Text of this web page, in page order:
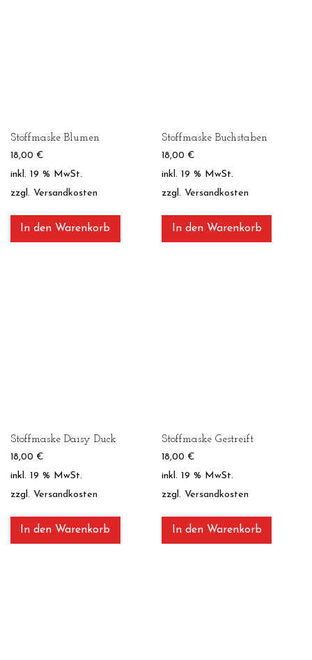
Stoffmaske Blumen
18,00 €
inkl. 19 % MwSt.
zzgl. Versandkosten
In den Warenkorb
Stoffmaske Buchstaben
18,00 €
inkl. 19 % MwSt.
zzgl.Versandkosten
In den Warenkorb
Stoffmaske Daisy Duck
18,00 €
inkl. 19 % MwSt.
zzgl. Versandkosten
In den Warenkorb
Stoffmaske Gestreift
18,00 €
inkl. 19 % MwSt.
zzgl.Versandkosten
In den Warenkorb